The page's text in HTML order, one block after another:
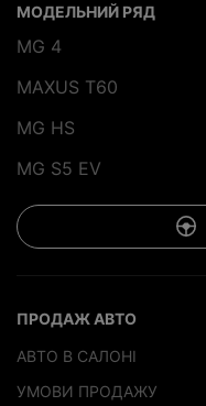
МОДЕЛЬНИЙ РЯД
MG 4
MAXUS T60
MG HS
MG S5 EV
ПРОДАЖ АВТО
АВТО В САЛОНІ
УМОВИ ПРОДАЖУ